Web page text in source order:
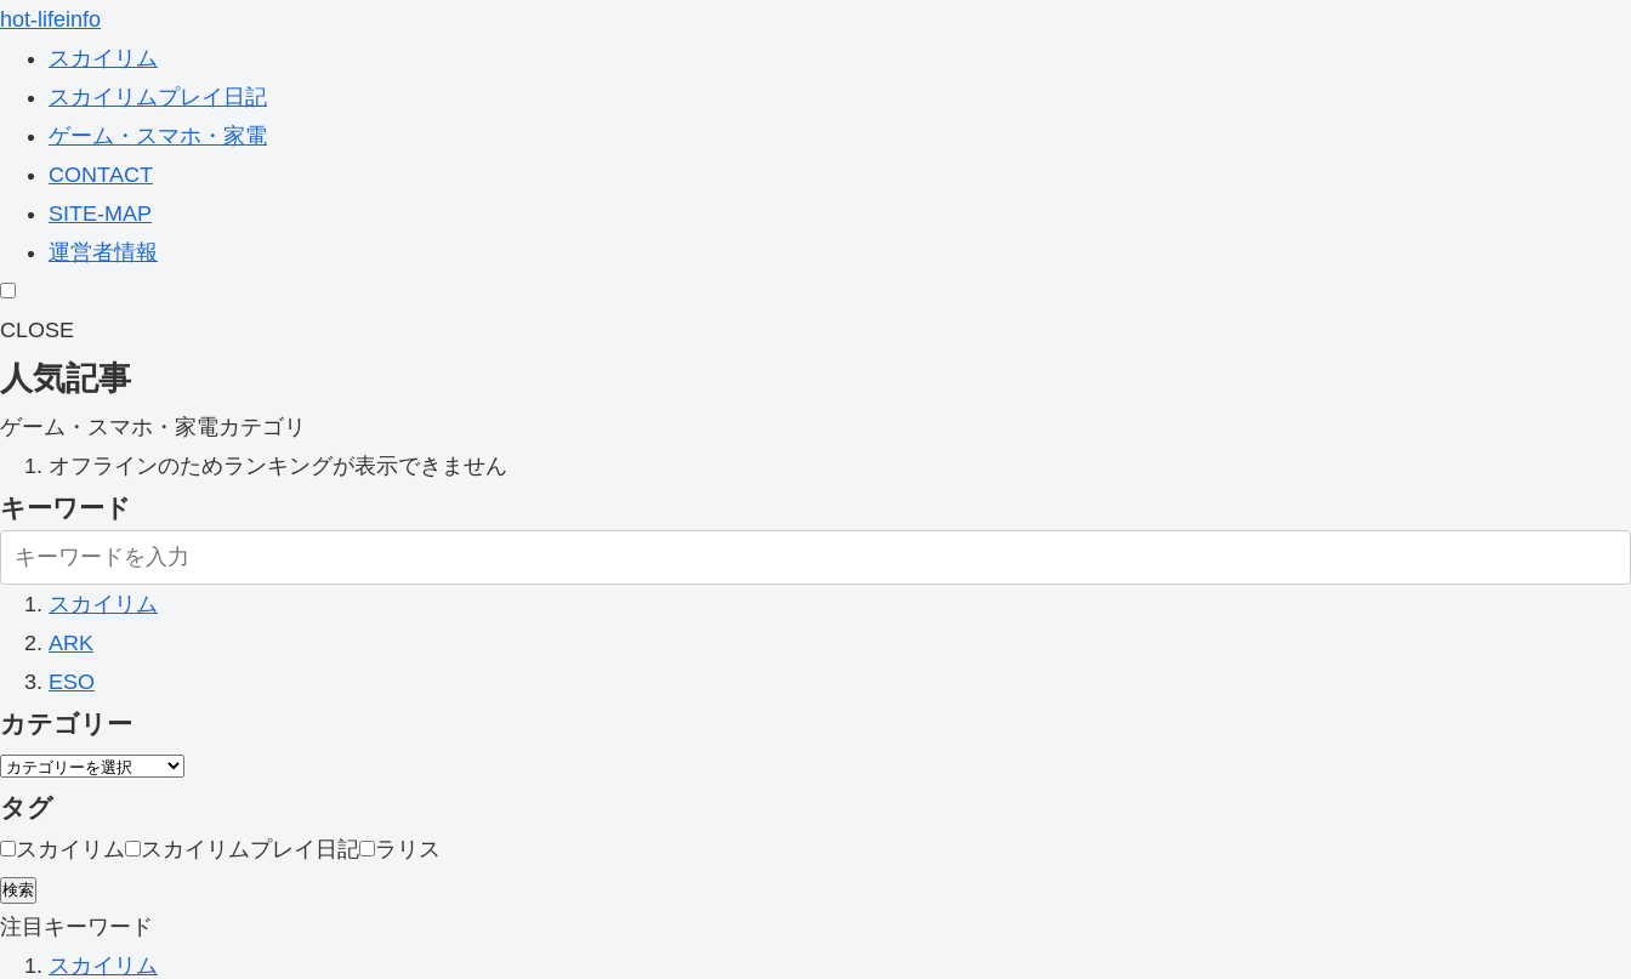
hot-lifeinfo
スカイリム
スカイリムプレイ日記
ゲーム・スマホ・家電
CONTACT
SITE-MAP
運営者情報
CLOSE
人気記事
ゲーム・スマホ・家電カテゴリ
オフラインのためランキングが表示できません
キーワード
スカイリム
ARK
ESO
カテゴリー
タグ
スカイリム スカイリムプレイ日記 ラリス
検索
注目キーワード
スカイリム